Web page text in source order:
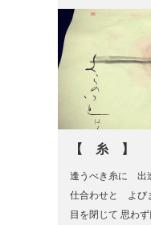
【 糸 】
逢うべき糸に 出
仕合わせと よび
目を閉じて 思わ